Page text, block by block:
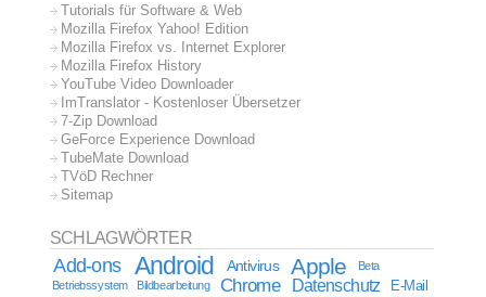
Tutorials für Software & Web
Mozilla Firefox Yahoo! Edition
Mozilla Firefox vs. Internet Explorer
Mozilla Firefox History
YouTube Video Downloader
ImTranslator - Kostenloser Übersetzer
7-Zip Download
GeForce Experience Download
TubeMate Download
TVöD Rechner
Sitemap
SCHLAGWÖRTER
Add-ons Android Antivirus Apple
Beta
Betriebssystem
Bildbearbeitung Chrome Datenschutz E-Mail